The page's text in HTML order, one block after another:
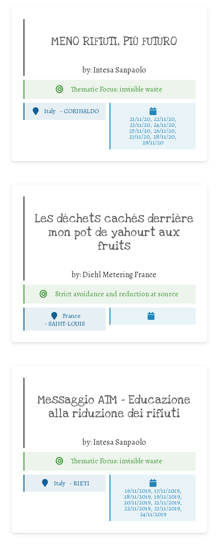
MENO RIFIUTI, PIÙ FUTURO
by:Intesa Sanpaolo
Thematic Focus: invisible waste
Italy - CORINALDO
21/11/20, 22/11/20,
23/11/20, 24/11/20,
25/11/20, 26/11/20,
27/11/20, 28/11/20,
29/11/20
Les déchets cachés derrière
mon pot de yahourt aux
fruits
by:Diehl Metering France
Strict avoidance and reduction at source
France
-SAINT-LOUIS
Messaggio ATM – Educazione
alla riduzione dei rifiuti
by:Intesa Sanpaolo
Thematic Focus: invisible waste
Italy - RIETI
16/11/2019, 17/11/2019,
18/11/2019, 19/11/2019,
20/11/2019, 21/11/2019,
22/11/2019, 23/11/2019,
24/11/2019